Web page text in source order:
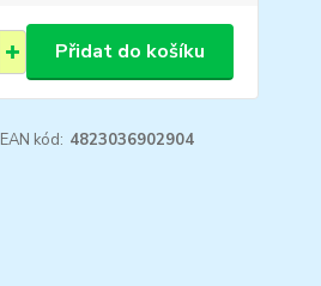
Přidat do košíku
EAN kód: 4823036902904